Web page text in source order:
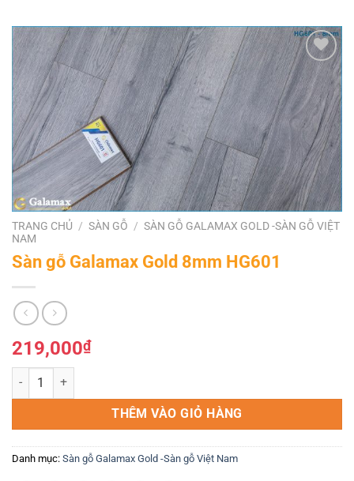
Yêu
thích
TRANG CHỦ / SÀN GỖ / SÀN GỖ GALAMAX GOLD -SÀN GỖ VIỆT
NAM
Sàn gỗ Galamax Gold 8mm HG601
219,000₫
Sàn gỗ Galamax Gold 8mm HG601 số lượng
THÊM VÀO GIỎ HÀNG
Danh mục: Sàn gỗ Galamax Gold -Sàn gỗ Việt Nam